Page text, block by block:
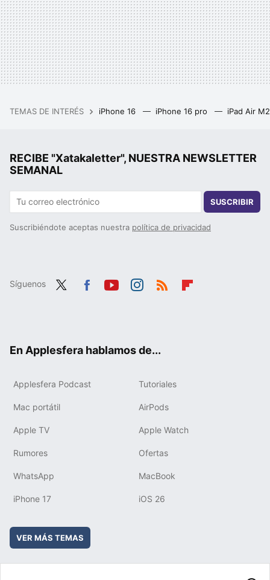
TEMAS DE INTERÉS iPhone 16 iPhone 16 pro iPad Air
RECIBE "Xatakaletter", NUESTRA NEWSLETTER
SEMANAL
SUSCRIBIR
Suscribiéndote aceptas nuestra política de privacidad
Síguenos
En Applesfera hablamos de...
Applesfera Podcast Tutoriales
Mac portátil AirPods
Apple TV Apple Watch
Rumores Ofertas
WhatsApp MacBook
iPhone 17 iOS 26
VER MÁS TEMAS